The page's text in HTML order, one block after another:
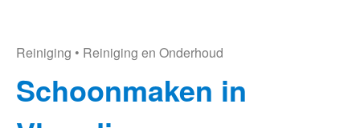
Reiniging • Reiniging en Onderhoud
Schoonmaken in